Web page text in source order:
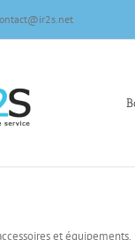
et équipements.